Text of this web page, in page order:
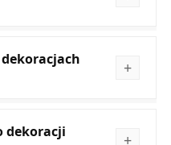
dekoracji